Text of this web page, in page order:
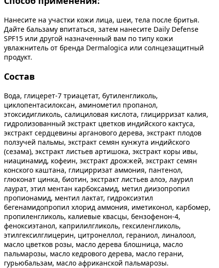
Нанесите на участки кожи лица, шеи, тела после бритья.
Дайте бальзаму впитаться, затем нанесите Daily Defense
SPF15 или другой назначенный вам по типу кожи
увлажнитель от бренда Dermalogica или солнцезащитный
продукт.
Состав
Вода, глицерет-7 триацетат, бутиленгликоль,
циклопентасилоксан, аминометил пропанол,
этоксидигликоль, салициловая кислота, глицирризат калия,
гидролизованный экстракт цветков индийского кактуса,
экстракт сердцевины арганового дерева, экстракт плодов
ползучей пальмы, экстракт семян кунжута индийского
(сезама), экстракт листьев артишока, экстракт коры ивы,
ниацинамид, кофеин, экстракт дрожжей, экстракт семян
конского каштана, глицирризат аммония, пантенол,
глюконат цинка, биотин, экстракт листьев алоэ, лаурил
лаурат, этил ментан карбоксамид, метил диизопропил
пропионамид, ментил лактат, гидроксиэтил
бегенамидопропил хлорид аммония, иметиконол, карбомер,
пропиленгликоль, калиевые квасцы, бензофенон-4,
феноксиэтанол, каприлилгликоль, гексиленгликоль,
этилгексилглицерин, цитронеллол, гераниол, линалоол,
масло цветков розы, масло дерева блошница, масло
пальмарозы, масло кедрового дерева, масло герани,
гурьюбальзам, масло африканской пальмарозы.